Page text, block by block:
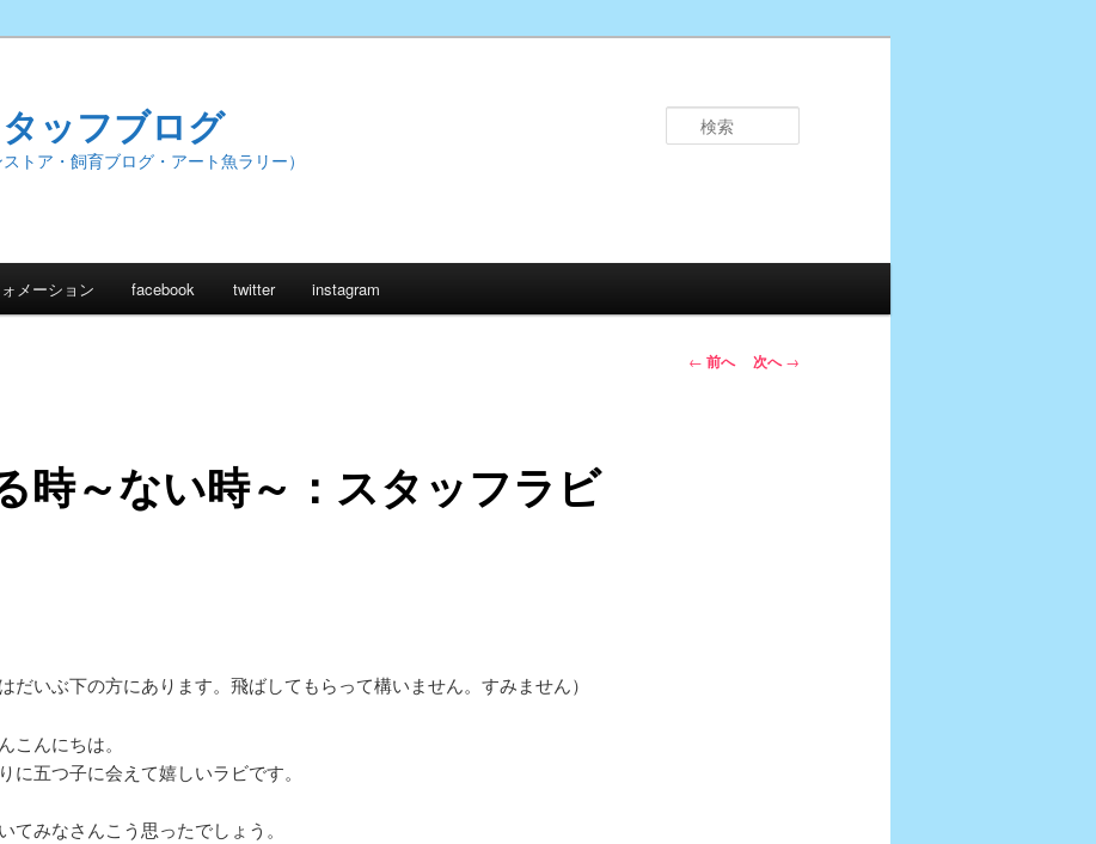
ッフブログ
トア・飼育ブログ・アート魚ラリー）
メーション facebook twitter instagram
投
← 前へ 次へ→
時～ない時～：スタッフラビ
はだいぶ下の方にあります。飛ばしてもらって構いません。すみません）
こんにちは。
に五つ子に会えて嬉しいラビです。
てみなさんこう思ったでしょう。